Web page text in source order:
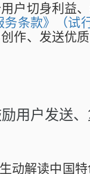
户切身利益
务条款》（试
作、发送优
用户发送
动解读中国